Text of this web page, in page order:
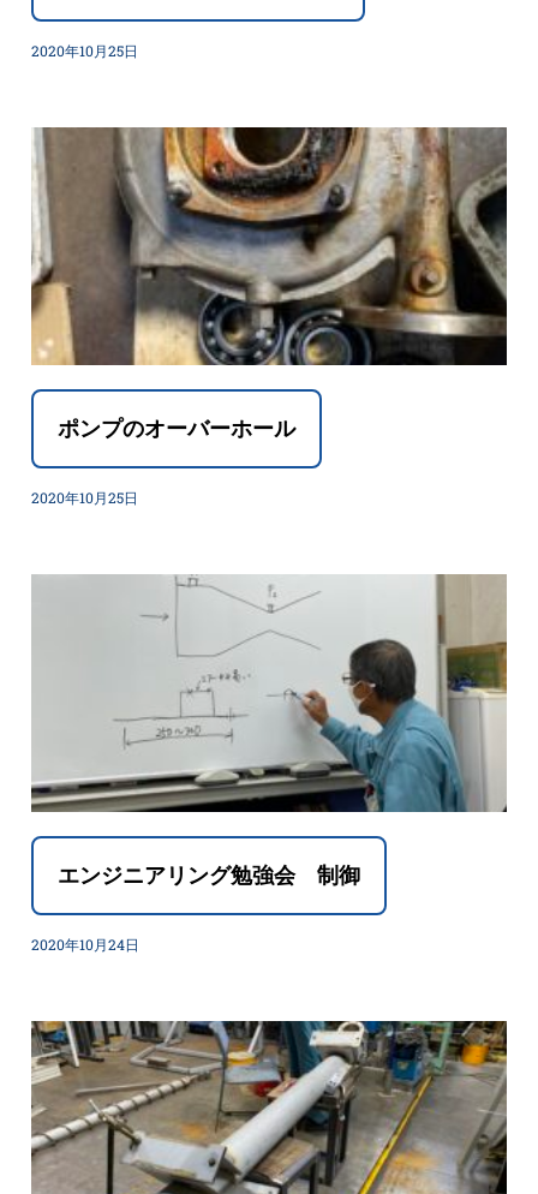
2020年10月25日
ポンプのオーバーホール
2020年10月25日
エンジニアリング勉強会 制御
2020年10月24日